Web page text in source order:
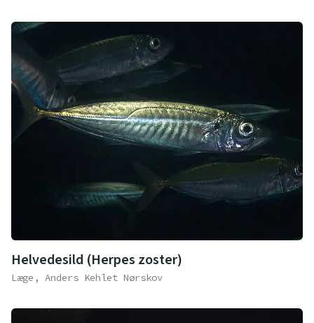
Helvedesild (Herpes zoster)
Læge, Anders Kehlet Nørskov